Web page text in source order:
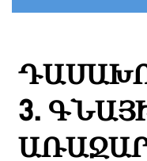
3.